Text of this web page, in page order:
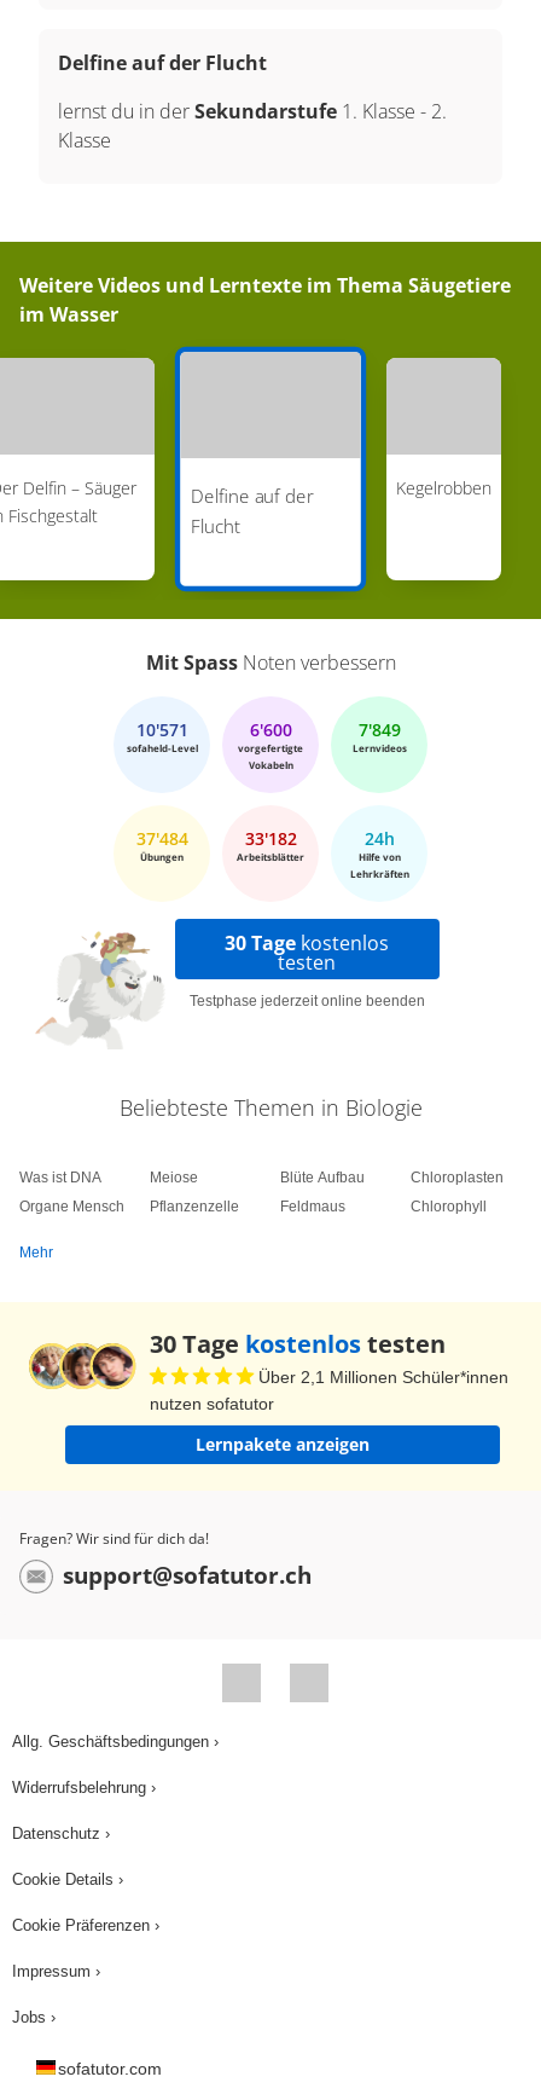
Delfine auf der Flucht
lernst du in derSekundarstufe 1. Klasse - 2.
Klasse
Weitere Videos und Lerntexte im Thema Säugetiere
im Wasser
Delfin – Säuger
Fischgestalt
Delfine auf der
Flucht
Kegelrobben
Mit SpassNoten verbessern
10'571
sofaheld-Level
6'600
vorgefertigte
Vokabeln
7'849
Lernvideos
37'484
Übungen
33'182
Arbeitsblätter
24h
Hilfe von
Lehrkräften
30 Tage kostenlos
testen
Testphase jederzeit online beenden
Beliebteste Themen in Biologie
Was ist DNA
Organe Mensch
Meiose
Pflanzenzelle
Blüte Aufbau
Feldmaus
Chloroplasten
Chlorophyll
Mehr
30 Tage kostenlostesten
Über 2,1 Millionen Schüler*innen
nutzen sofatutor
Lernpakete anzeigen
Fragen? Wir sind für dich da!
support@sofatutor.ch
Allg. Geschäftsbedingungen ›
Widerrufsbelehrung ›
Datenschutz ›
Cookie Details ›
Cookie Präferenzen ›
Impressum ›
Jobs ›
sofatutor.com